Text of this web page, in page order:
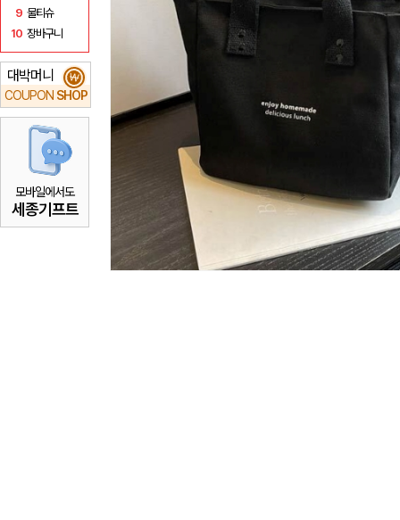
9 물티슈
10 장바구니
대박머니
COUPON SHOP
₩
모바일에서도
세종기프트